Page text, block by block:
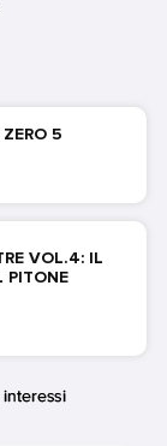
5
VOL.4: IL
PITONE